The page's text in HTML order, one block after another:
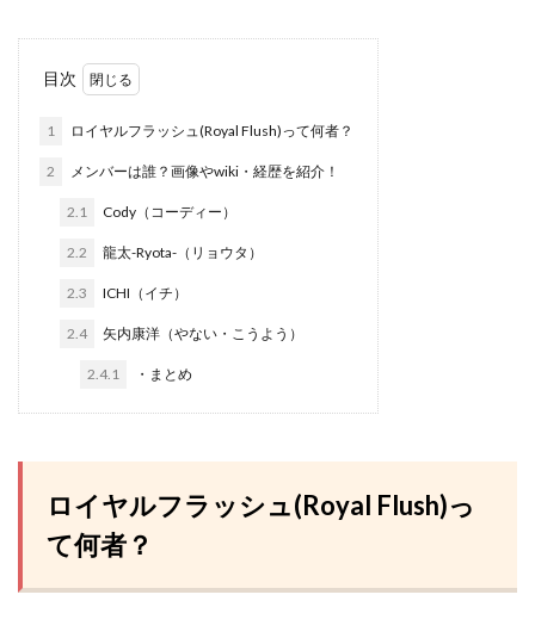
目次
1 ロイヤルフラッシュ(Royal Flush)って何者？
2 メンバーは誰？画像やwiki・経歴を紹介！
2.1 Cody（コーディー）
2.2 龍太-Ryota-（リョウタ）
2.3 ICHI（イチ）
2.4 矢内康洋（やない・こうよう）
2.4.1 ・まとめ
ロイヤルフラッシュ(Royal Flush)っ
て何者？